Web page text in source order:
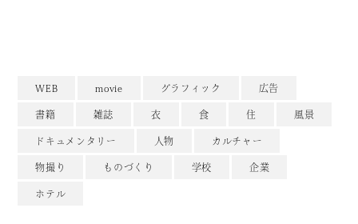
WEB movie グラフィック 広告
書籍 雑誌 衣 食 住 風景
ドキュメンタリー 人物 カルチャー
物撮り ものづくり 学校 企業
ホテル